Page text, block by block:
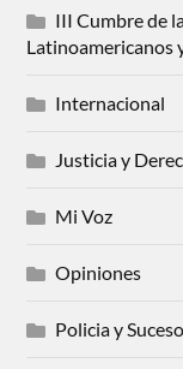
III Cumbre de
Latinoamericanos
Internacional
Justicia y
Mi Voz
Opiniones
Policia y